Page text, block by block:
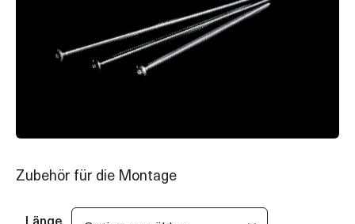
Zubehör für die Montage
Länge